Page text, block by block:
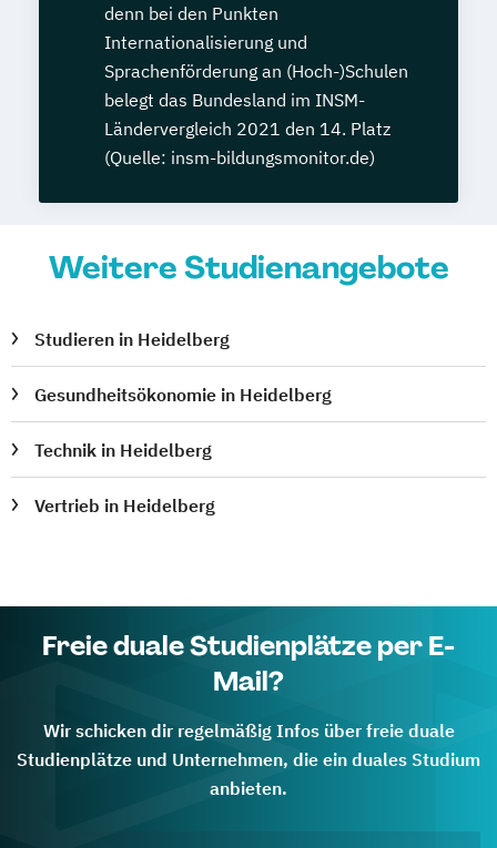
denn bei den Punkten
Internationalisierung und
Sprachenförderung an (Hoch-)Schulen
belegt das Bundesland im INSM-
Ländervergleich 2021 den 14. Platz
(Quelle: insm-bildungsmonitor.de)
Weitere Studienangebote
Studieren in Heidelberg
Gesundheitsökonomie in Heidelberg
Technik in Heidelberg
Vertrieb in Heidelberg
Freie duale Studienplätze per E-
Mail?
Wir schicken dir regelmäßig Infos über freie duale
Studienplätze und Unternehmen, die ein duales Studium
anbieten.